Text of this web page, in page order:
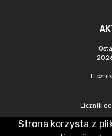
Licznik
Strona korzysta z